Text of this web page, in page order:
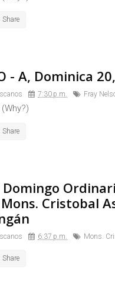
- A, Dominica
7:30 p.m. Fray
Domingo
Cristobal
6:37 p.m. Mons.